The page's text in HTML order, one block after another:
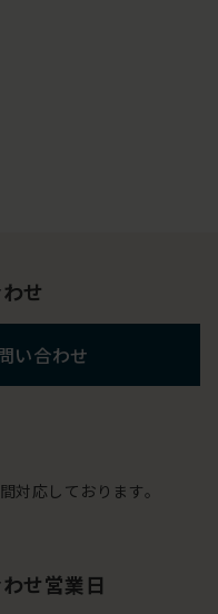
せ
い合わせ
応しております。
せ営業日